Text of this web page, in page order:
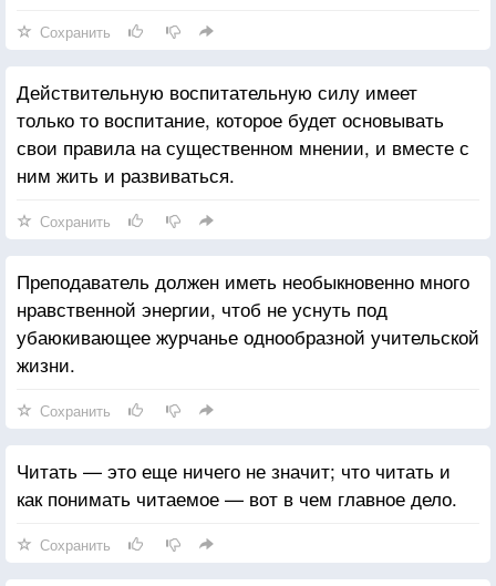
спускается до детских прихотей или скотских
наслаждений.
На той и на другой дороге смерть овладевает
человеком заживо потому, что труд — личный,
свободный труд — и есть жизнь.
Сохранить
Действительную воспитательную силу имеет
только то воспитание, которое будет основывать
свои правила на существенном мнении, и вместе с
ним жить и развиваться.
Сохранить
Преподаватель должен иметь необыкновенно много
нравственной энергии, чтоб не уснуть под
убаюкивающее журчанье однообразной учительской
жизни.
Сохранить
Читать — это еще ничего не значит; что читать и
как понимать читаемое — вот в чем главное дело.
Сохранить